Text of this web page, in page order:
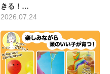
きる！…
2026.07.24